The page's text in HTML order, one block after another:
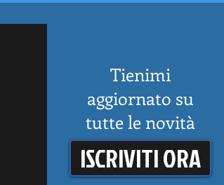
Tienimi
aggiornato su
tutte le novità
ISCRIVITI ORA